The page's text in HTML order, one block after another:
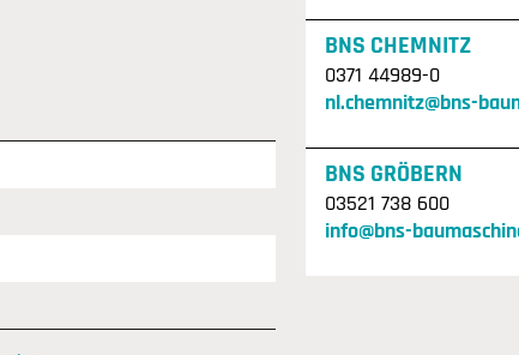
BNS CHEMNITZ
0371 44989-0
nl.chemnitz@bns-
BNS GRÖBERN
03521 738 600
info@bns-